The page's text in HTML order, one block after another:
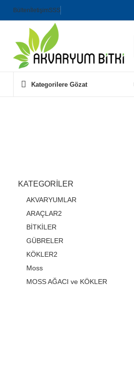
BültenİletişimSSS
Kategorilere Gözat
KATEGORİLER
AKVARYUMLAR
ARAÇLAR2
BİTKİLER
GÜBRELER
KÖKLER2
Moss
MOSS AĞACI ve KÖKLER